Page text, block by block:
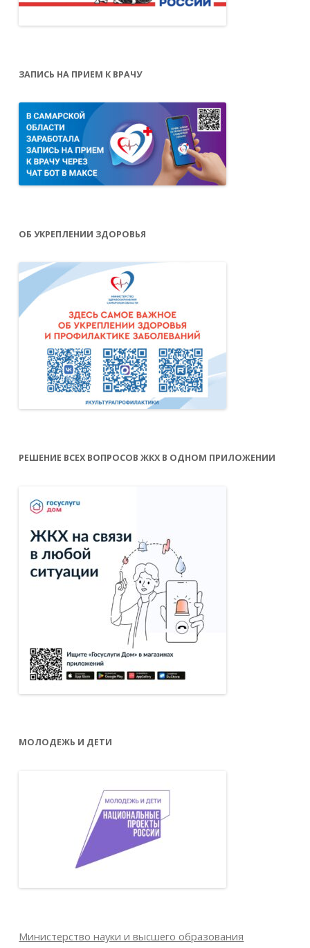
ЗАПИСЬ НА ПРИЕМ К ВРАЧУ
ОБ УКРЕПЛЕНИИ ЗДОРОВЬЯ
РЕШЕНИЕ ВСЕХ ВОПРОСОВ ЖКХ В ОДНОМ ПРИЛОЖЕНИИ
МОЛОДЕЖЬ И ДЕТИ
Министерство науки и высшего образования